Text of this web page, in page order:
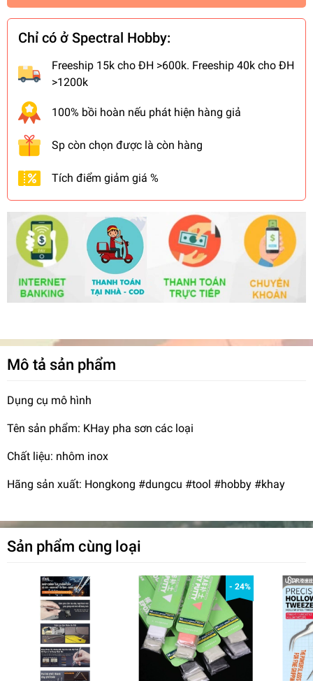
Chỉ có ở Spectral Hobby:
Freeship 15k cho ĐH >600k. Freeship 40k cho ĐH
>1200k
100% bồi hoàn nếu phát hiện hàng giả
Sp còn chọn được là còn hàng
Tích điểm giảm giá %
Mô tả sản phẩm
Dụng cụ mô hình
Tên sản phẩm: KHay pha sơn các loại
Chất liệu: nhôm inox
Hãng sản xuất: Hongkong #dungcu #tool #hobby #khay
Sản phẩm cùng loại
- 24%